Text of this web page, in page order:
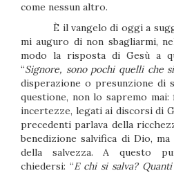
come nessun altro.
È il vangelo di oggi a
mi auguro di non sbagliarmi,
modo la risposta di Gesù a
“Signore, sono pochi quelli che
disperazione o presunzione di
questione, non lo sapremo mai:
incertezze, legati ai discorsi di
precedenti parlava della
benedizione salvifica di Dio,
della salvezza. A questo
chiedersi: “E chi si salva?